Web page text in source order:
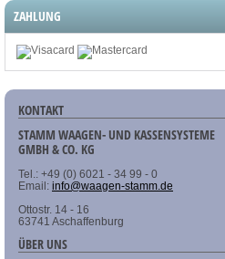
ZAHLUNG
KONTAKT
STAMM WAAGEN- UND KASSENSYSTEME
GMBH & CO. KG
Tel.: +49 (0) 6021 - 34 99 - 0
Email: info@waagen-stamm.de
Ottostr. 14 - 16
63741 Aschaffenburg
ÜBER UNS